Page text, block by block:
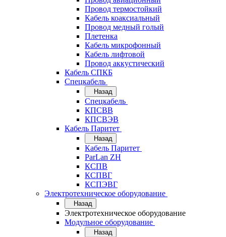
Провод термостойкий
Кабель коаксиальный
Провод медный голый
Плетенка
Кабель микрофонный
Кабель лифтовой
Провод аккустический
Кабель СПКБ
Спецкабель
Назад
Спецкабель
КПСВВ
КПСВЭВ
Кабель Паритет
Назад
Кабель Паритет
ParLan ZH
КСПВ
КСПВГ
КСПЭВГ
Электротехническое оборудование
Назад
Электротехническое оборудование
Модульное оборудование
Назад